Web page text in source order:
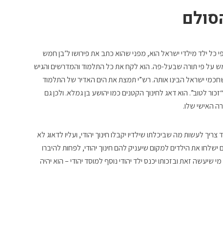
ילד מילדי ישראל הוא, מפני שהוא כתב את פירושו ל’בן חמש
על פי תורה שבעל-פה. הוא לקח את כל התלמוד והמדרשים והגיש
ישראל הבינו אותה. רש”י תמצת את הים האדיר של התלמוד
לטוב”. הוא דאג לחינוך הקטנים כמו יהושע בן גמלא. ולכן גם
האישי שלו.
לעשות מה שביכלתו שילדיו יקבלו חינוך יהודי, ועליו לדאוג לא
את הילדים למקום שיעניק להם חינוך יהודי, לפחות להיברו
זאת ובזכותו יכנס ילד יהודי נוסף למוסד יהודי – הוא יהיה